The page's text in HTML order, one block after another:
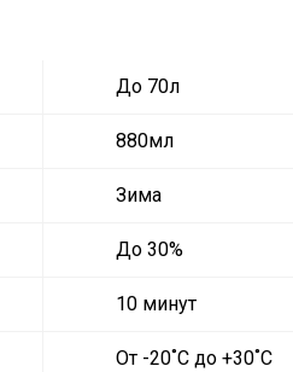
До 70л
880мл
Зима
До 30%
10 минут
От -20˚C до +30˚C